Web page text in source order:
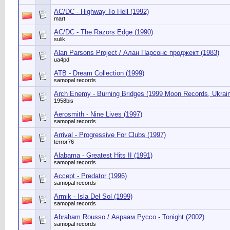
AC/DC - Highway To Hell (1992)
mart
AC/DC - The Razors Edge (1990)
sulik
Alan Parsons Project / Алан Парсонс проджект (1983)
ua4pd
ATB - Dream Collection (1999)
samopal records
Arch Enemy - Burning Bridges (1999 Moon Records,
1958bis
Aerosmith ‎- Nine Lives (1997)
samopal records
Arrival - Progressive For Clubs (1997)
terror76
Alabama - Greatest Hits II (1991)
samopal records
Accept - Predator (1996)
samopal records
Armik - Isla Del Sol (1999)
samopal records
Abraham Rousso / Авраам Руссо - Tonight (2002)
samopal records